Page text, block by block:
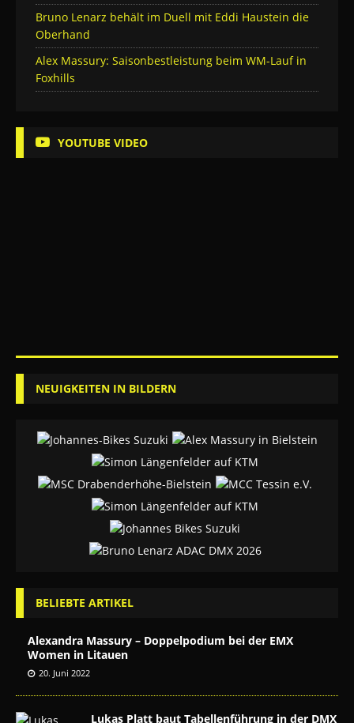
Bruno Lenarz behält im Duell mit Eddi Haustein die
Oberhand
Alex Massury: Saisonbestleistung beim WM-Lauf in
Foxhills
YOUTUBE VIDEO
NEUIGKEITEN IN BILDERN
BELIEBTE ARTIKEL
Alexandra Massury – Doppelpodium bei der EMX
Women in Litauen
20. Juni 2022
Lukas Platt baut Tabellenführung in der DMX